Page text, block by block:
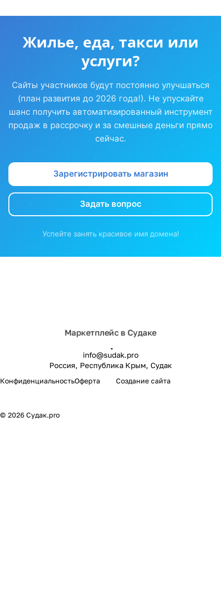
Жилье, еда, такси или
услуги?
Сайты участников будут постоянно улучшаться
(план развития до 2026 года!). Не упускайте
шанс получить автоматизированный инструмент
продаж в рассрочку и за смешные деньги прямо
сейчас.
Зарегистрировать магазин
Задать вопрос
Успейте занять красивое имя домена!
Маркетплейс в Судаке
info@sudak.pro
Россия, Республика Крым, Судак
КонфиденциальностьОферта Создание сайта
© 2026 Судак.pro